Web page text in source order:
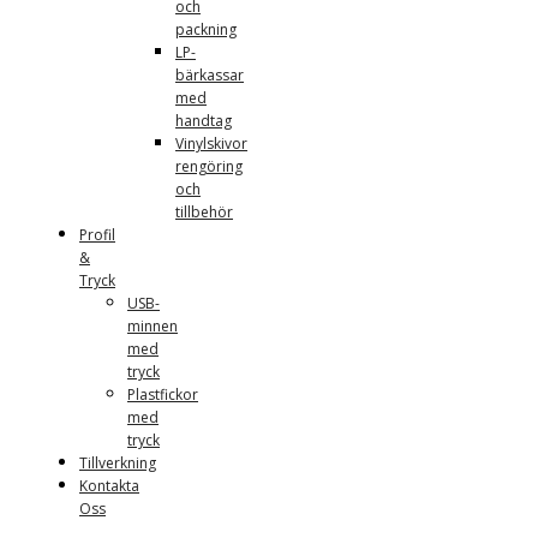
och
packning
LP-
bärkassar
med
handtag
Vinylskivor
rengöring
och
tillbehör
Profil
&
Tryck
USB-
minnen
med
tryck
Plastfickor
med
tryck
Tillverkning
Kontakta
Oss